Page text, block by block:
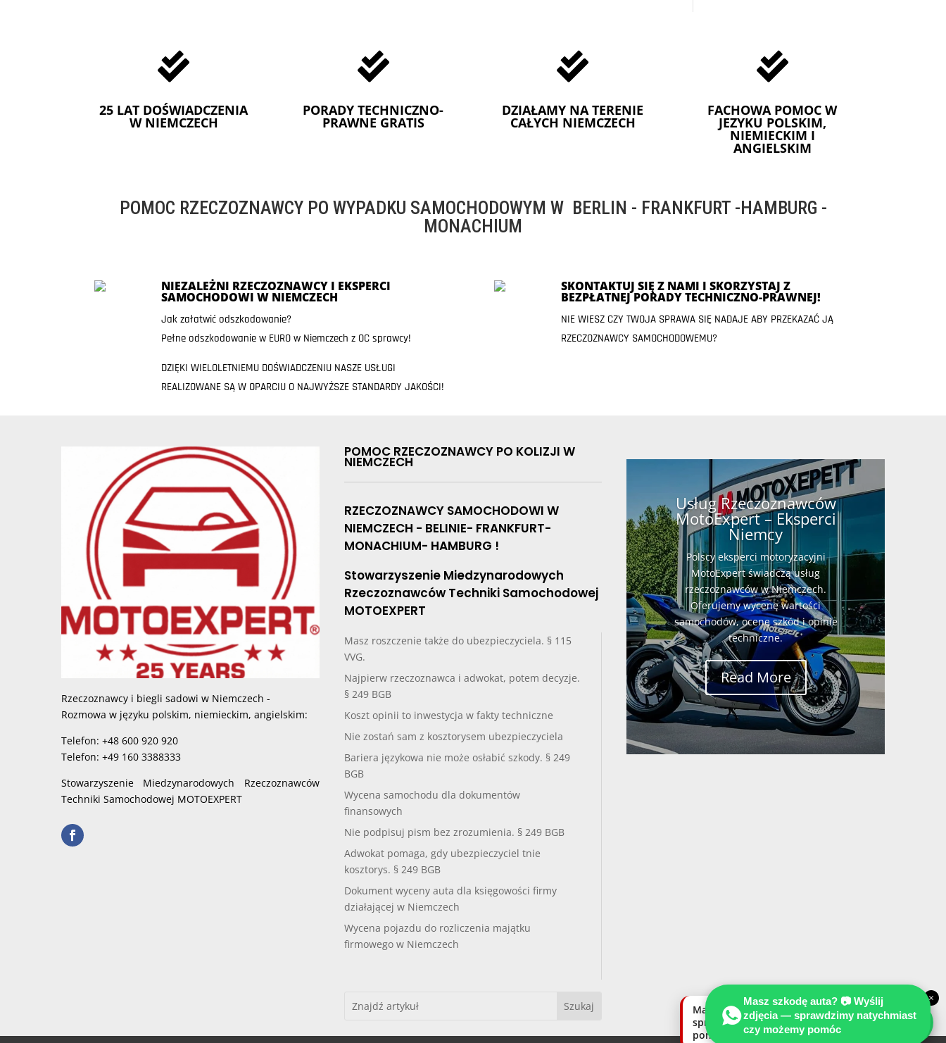

25 LAT DOŚWIADCZENIA
W NIEMCZECH

PORADY TECHNICZNO-
PRAWNE GRATIS

DZIAŁAMY NA TERENIE
CAŁYCH NIEMCZECH

FACHOWA POMOC W
JEZYKU POLSKIM,
NIEMIECKIM I
ANGIELSKIM
POMOC RZECZOZNAWCY PO WYPADKU SAMOCHODOWYM W BERLIN - FRANKFURT -HAMBURG -
MONACHIUM
NIEZALEŻNI RZECZOZNAWCY I EKSPERCI
SAMOCHODOWI W NIEMCZECH
Jak załatwić odszkodowanie?
Pełne odszkodowanie w EURO w Niemczech z OC sprawcy!
DZIĘKI WIELOLETNIEMU DOŚWIADCZENIU NASZE USŁUGI
REALIZOWANE SĄ W OPARCIU O NAJWYŻSZE STANDARDY JAKOŚCI!
SKONTAKTUJ SIĘ Z NAMI I SKORZYSTAJ Z
BEZPŁATNEJ PORADY TECHNICZNO-PRAWNEJ!
NIE WIESZ CZY TWOJA SPRAWA SIĘ NADAJE ABY PRZEKAZAĆ JĄ
RZECZOZNAWCY SAMOCHODOWEMU?
Rzeczoznawcy i biegli sadowi w Niemczech -
Rozmowa w języku polskim, niemieckim, angielskim:
Telefon: +48 600 920 920
Telefon: +49 160 3388333
Stowarzyszenie Miedzynarodowych Rzeczoznawców
Techniki Samochodowej MOTOEXPERT
POMOC RZECZOZNAWCY PO KOLIZJI W
NIEMCZECH
RZECZOZNAWCY SAMOCHODOWI W
NIEMCZECH - BELINIE- FRANKFURT-
MONACHIUM- HAMBURG !
Stowarzyszenie Miedzynarodowych
Rzeczoznawców Techniki Samochodowej
MOTOEXPERT
Masz roszczenie także do ubezpieczyciela. § 115
VVG.
Najpierw rzeczoznawca i adwokat, potem decyzje.
§ 249 BGB
Koszt opinii to inwestycja w fakty techniczne
Nie zostań sam z kosztorysem ubezpieczyciela
Bariera językowa nie może osłabić szkody. § 249
BGB
Wycena samochodu dla dokumentów
finansowych
Nie podpisuj pism bez zrozumienia. § 249 BGB
Adwokat pomaga, gdy ubezpieczyciel tnie
kosztorys. § 249 BGB
Dokument wyceny auta dla księgowości firmy
działającej w Niemczech
Wycena pojazdu do rozliczenia majątku
firmowego w Niemczech
Usług Rzeczoznawców
MotoExpert – Eksperci
Niemcy
Polscy eksperci motoryzacyjni
MotoExpert świadczą usług
rzeczoznawców w Niemczech.
Oferujemy wycenę wartości
samochodów, ocenę szkód i opinie
techniczne.
Read More
Masz szkodę auta? 📷 Wyślij
zdjęcia — sprawdzimy natychmiast
czy możemy pomóc
×
Masz szkodę auta? Wyślij zdjęcia —
sprawdzimy natychmiast, czy możemy
pomóc.